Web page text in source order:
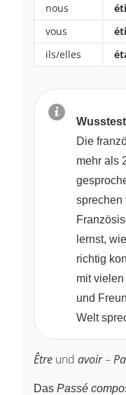
nous
vous
ils/elles
Die
mehr als
sprechen
lernst,
richtig
mit
und
Welt
Être und avoir–
Das Passé